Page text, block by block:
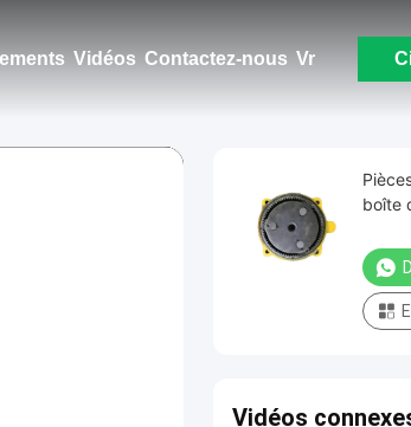
Vidéos Contactez-nous Vr
boîte
Vidéos